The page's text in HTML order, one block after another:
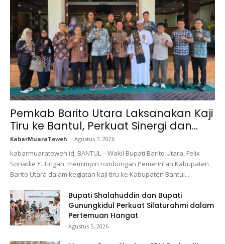
Pemkab Barito Utara Laksanakan Kaji
Tiru ke Bantul, Perkuat Sinergi dan...
KabarMuaraTeweh - Agustus 7, 2026
kabarmuarateweh.id, BANTUL – Wakil Bupati Barito Utara, Felix
Sonadie Y. Tingan, memimpin rombongan Pemerintah Kabupaten
Barito Utara dalam kegiatan kaji tiru ke Kabupaten Bantul...
Bupati Shalahuddin dan Bupati
Gunungkidul Perkuat Silaturahmi dalam
Pertemuan Hangat
Agustus 5, 2026